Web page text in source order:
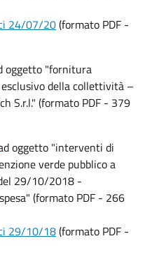
24/07/20(formato PDF -
oggetto "fornitura
della collettività –
S.r.l." (formato PDF - 379
oggetto "interventi di
verde pubblico a
29/10/2018 -
(formato PDF - 266
29/10/18(formato PDF -